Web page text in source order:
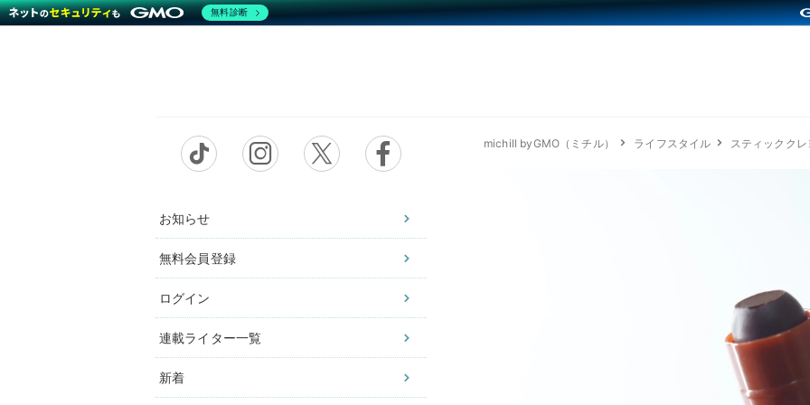
お知らせ
無料会員登録
ログイン
連載ライター一覧
新着
michill byGMO（ミチル） ライフスタイル スティッククレ
無料診断